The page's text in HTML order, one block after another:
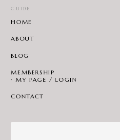
GUIDE
HOME
ABOUT
BLOG
MEMBERSHIP
MY PAGE / LOGIN
CONTACT